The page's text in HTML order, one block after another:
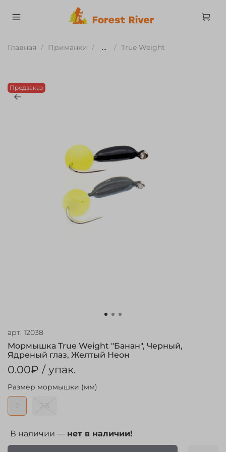
Главная Приманки ... True Weight
Предзаказ
арт. 12038
Мормышка True Weight "Банан", Черный,
Ядреный глаз, Желтый Неон
0.00₽ / упак.
В наличии — нет в наличии!
Размер мормышки (мм)
2.5